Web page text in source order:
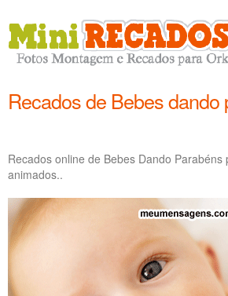
Recados de Bebes dando
Recados online de Bebes Dando
animados..